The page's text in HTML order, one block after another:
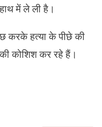
में ले ली है।
करके हत्या के पीछे की
कोशिश कर रहे हैं।